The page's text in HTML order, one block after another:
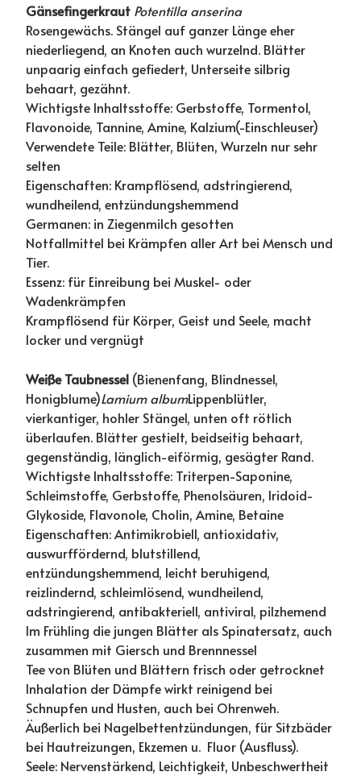
Gänsefingerkraut Potentilla anserina
Rosengewächs. Stängel auf ganzer Länge eher
niederliegend, an Knoten auch wurzelnd. Blätter
unpaarig einfach gefiedert, Unterseite silbrig
behaart, gezähnt.
Wichtigste Inhaltsstoffe: Gerbstoffe, Tormentol,
Flavonoide, Tannine, Amine, Kalzium(-Einschleuser)
Verwendete Teile: Blätter, Blüten, Wurzeln nur sehr
selten
Eigenschaften: Krampflösend, adstringierend,
wundheilend, entzündungshemmend
Germanen: in Ziegenmilch gesotten
Notfallmittel bei Krämpfen aller Art bei Mensch und
Tier.
Essenz: für Einreibung bei Muskel- oder
Wadenkrämpfen
Krampflösend für Körper, Geist und Seele, macht
locker und vergnügt
Weiße Taubnessel (Bienenfang, Blindnessel,
Honigblume)Lamium albumLippenblütler,
vierkantiger, hohler Stängel, unten oft rötlich
überlaufen. Blätter gestielt, beidseitig behaart,
gegenständig, länglich-eiförmig, gesägter Rand.
Wichtigste Inhaltsstoffe: Triterpen-Saponine,
Schleimstoffe, Gerbstoffe, Phenolsäuren, Iridoid-
Glykoside, Flavonole, Cholin, Amine, Betaine
Eigenschaften: Antimikrobiell, antioxidativ,
auswurffördernd, blutstillend,
entzündungshemmend, leicht beruhigend,
reizlindernd, schleimlösend, wundheilend,
adstringierend, antibakteriell, antiviral, pilzhemend
Im Frühling die jungen Blätter als Spinatersatz, auch
zusammen mit Giersch und Brennnessel
Tee von Blüten und Blättern frisch oder getrocknet
Inhalation der Dämpfe wirkt reinigend bei
Schnupfen und Husten, auch bei Ohrenweh.
Äußerlich bei Nagelbettentzündungen, für Sitzbäder
bei Hautreizungen, Ekzemen u. Fluor (Ausfluss).
Seele: Nervenstärkend, Leichtigkeit, Unbeschwertheit